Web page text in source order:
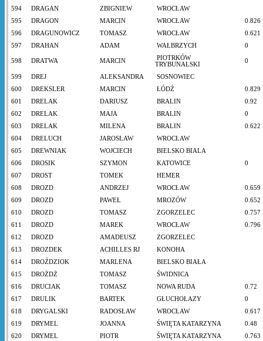
594
DRAGAN ZBIGNIEW
WROCŁAW
595
DRAGON MARCIN WROCŁAW
0.826
596
DRAGUNOWICZ TOMASZ WROCŁAW
0.621
597
DRAHAN ADAM WAŁBRZYCH 0
598 DRATWA MARCIN
PIOTRKÓW
TRYBUNALSKI
0
599 DREJ ALEKSANDRA
SOSNOWIEC
600
DREKSLER MARCIN ŁÓDŹ
0.829
601
DRELAK DARIUSZ BRALIN
0.92
602
DRELAK MAJA BRALIN
0
603
DRELAK MILENA BRALIN
0.622
604
DRELUCH JAROSŁAW
WROCŁAW
605
DREWNIAK WOJCIECH
BIELSKO BIALA
606
DROSIK SZYMON KATOWICE
0
607
DROST TOMEK
HEMER
608
DROZD ANDRZEJ WROCŁAW
0.659
609
DROZD PAWEŁ MROZÓW
0.652
610
DROZD TOMASZ ZGORZELEC
0.757
611
DROZD MAREK WROCŁAW
0.796
612
DROZD AMADEUSZ
ZGORZELEC
613
DROZDEK ACHILLES RJ
KONOHA
614
DROŹDZIOK MARLENA
BIELSKO BIAŁA
615
DROŻDŻ TOMASZ
ŚWIDNICA
616
DRUCIAK TOMASZ NOWA RUDA
0.72
617
DRULIK BARTEK GŁUCHOŁAZY
0
618
DRYGALSKI RADOSŁAW WROCŁAW
0.617
619
DRYMEL JOANNA ŚWIĘTA KATARZYNA
0.48
620
DRYMEL PIOTR ŚWIĘTA KATARZYNA
0.763